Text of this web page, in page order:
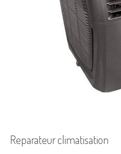
Reparateur climatisation